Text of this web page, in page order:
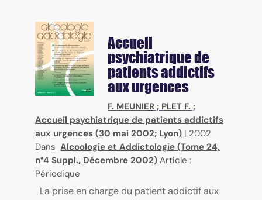
Accueil
psychiatrique de
patients addictifs
aux urgences
F. MEUNIER ; PLET F. ;
Accueil psychiatrique de patients addictifs
aux urgences (30 mai 2002; Lyon) | 2002
Dans Alcoologie et Addictologie (Tome 24,
n°4 Suppl., Décembre 2002) Article :
Périodique
La prise en charge du patient addictif aux